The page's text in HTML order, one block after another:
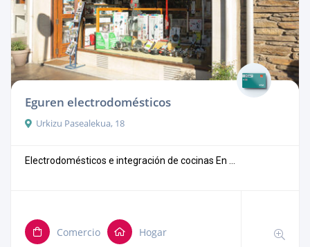
Eguren electrodomésticos
Urkizu Pasealekua, 18
Electrodomésticos e integración de cocinas En ...
Comercio Hogar